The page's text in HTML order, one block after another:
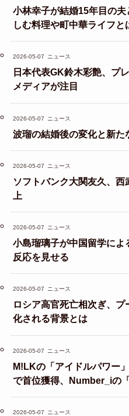
小林幸子が結婚15年目の
しむ料理や町中華ライフと
2026-05-07 ニュース
日本代表GK鈴木彩艶、プ
メディアが注目
2026-05-07 ニュース
波瑠の結婚後の変化と新た
2026-05-07 ニュース
ソフトバンク大関友久、
上
2026-05-07 ニュース
小島瑠璃子が中国留学に
反応を見せる
2026-05-07 ニュース
ロシア高官死亡相次ぎ、
化される背景とは
2026-05-07 ニュース
M!LKの「アイドルパワー
で首位獲得、Number_iの
2026-05-07 ニュース